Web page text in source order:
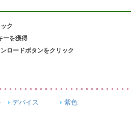
ク
ーを獲得
ロードボタンをクリック
デバイス 紫色